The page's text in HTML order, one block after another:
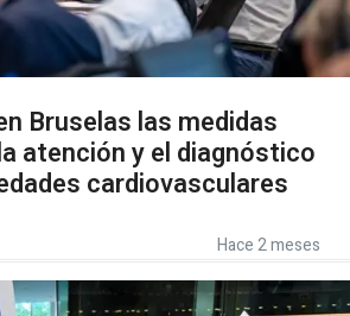
Bruselas las medidas
atención y el diagnóstico
cardiovasculares
Hace 2 meses